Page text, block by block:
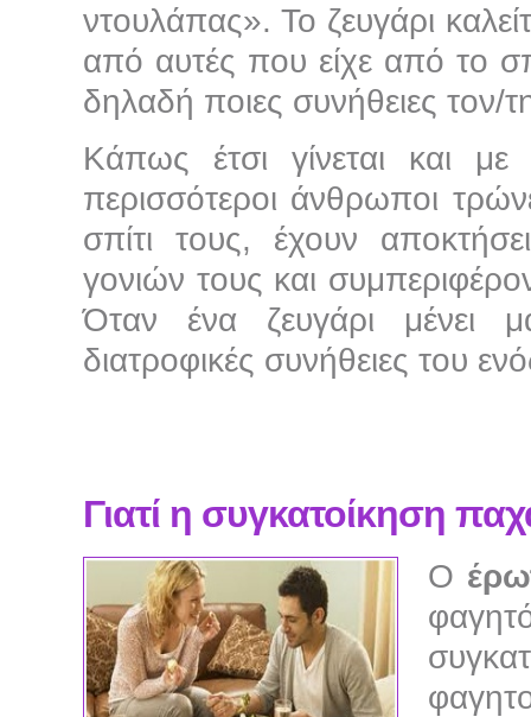
ντουλάπας». Το ζευγάρι
από αυτές που είχε από το
δηλαδή ποιες συνήθειες τον/
Κάπως έτσι γίνεται και
περισσότεροι άνθρωποι
σπίτι τους, έχουν
γονιών τους και
Όταν ένα ζευγάρι μένει
διατροφικές συνήθειες του
Γιατί η συγκατοίκηση
Ο